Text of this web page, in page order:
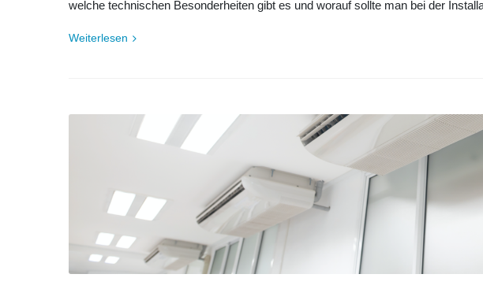
welche technischen Besonderheiten gibt es und worauf sollte man bei der
Weiterlesen